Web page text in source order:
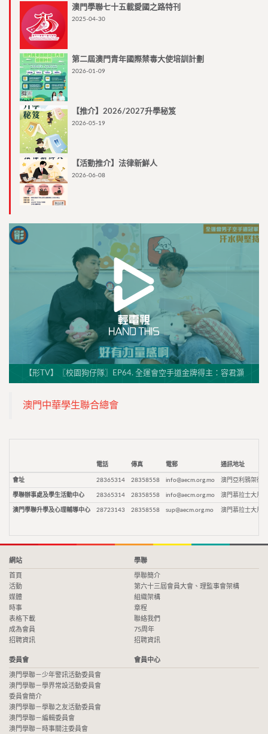
澳門學聯七十五載愛國之路特刊
2025-04-30
第二屆澳門青年國際禁毒大使培訓計劃
2026-01-09
【推介】2026/2027升學秘笈
2026-05-19
【活動推介】法律新鮮人
2026-06-08
【形TV】〖校園狗仔隊〗EP64. 全運會空手道金牌得主：容君灝
澳門中華學生聯合總會
電話 傳真 電郵 通訊地址
會址 28365314 28358558 info@aecm.org.mo 澳門亞利鴉架街9
學聯辦事處及學生活動中心 28365314 28358558 info@aecm.org.mo 澳門慕拉士大馬
澳門學聯升學及心理輔導中心 28723143 28358558 sup@aecm.org.mo 澳門慕拉士大馬
網站
首頁
活動
媒體
時事
表格下載
成為會員
招聘資訊
學聯
學聯簡介
第六十三屆會員大會、理監事會架構
組織架構
章程
聯絡我們
75周年
招聘資訊
委員會
澳門學聯－少年警訊活動委員會
澳門學聯－學界常設活動委員會
委員會簡介
澳門學聯－學聯之友活動委員會
澳門學聯－編輯委員會
澳門學聯－時事關注委員會
會員中心